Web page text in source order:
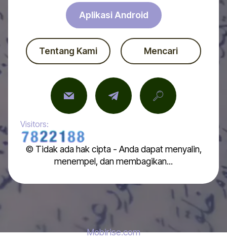
Aplikasi Android
Tentang Kami Mencari
Visitors:
© Tidak ada hak cipta - Anda dapat menyalin,
menempel, dan membagikan...
Mobirise.com